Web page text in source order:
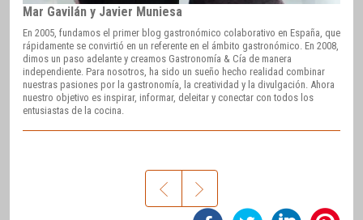
Mar Gavilán y Javier Muniesa
En 2005, fundamos el primer blog gastronómico colaborativo en España, que
rápidamente se convirtió en un referente en el ámbito gastronómico. En 2008,
dimos un paso adelante y creamos Gastronomía & Cía de manera
independiente. Para nosotros, ha sido un sueño hecho realidad combinar
nuestras pasiones por la gastronomía, la creatividad y la divulgación. Ahora
nuestro objetivo es inspirar, informar, deleitar y conectar con todos los
entusiastas de la cocina.